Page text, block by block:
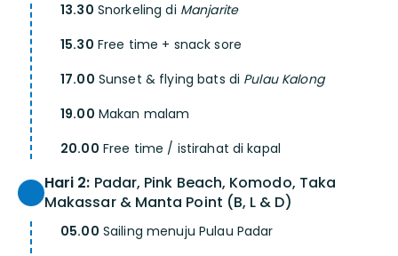
13.30 Snorkeling di Manjarite
15.30 Free time + snack sore
17.00 Sunset & flying bats di Pulau Kalong
19.00 Makan malam
20.00 Free time / istirahat di kapal
Hari 2: Padar, Pink Beach, Komodo, Taka
Makassar & Manta Point (B, L & D)
05.00 Sailing menuju Pulau Padar